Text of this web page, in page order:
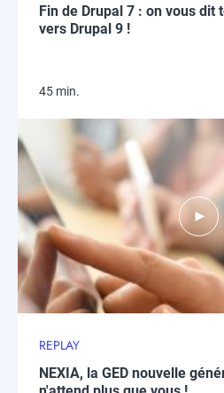
Fin de Drupal 7 : on vous dit
vers Drupal 9 !
45 min.
REPLAY
NEXIA, la GED nouvelle